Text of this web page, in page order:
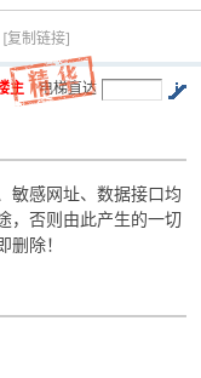
[复制链接]
电梯直达
主
敏感网址、数据接口均
，否则由此产生的一切
除！